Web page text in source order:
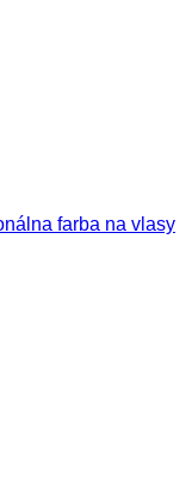
farba na vlasy